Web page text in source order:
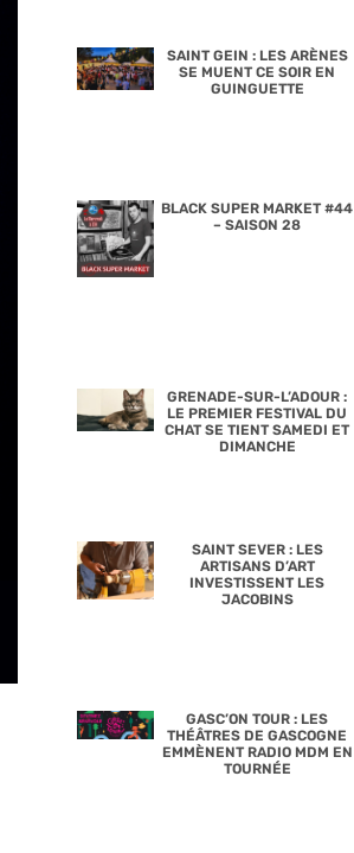
SAINT GEIN : LES ARÈNES
SE MUENT CE SOIR EN
GUINGUETTE
BLACK SUPER MARKET #44
– SAISON 28
GRENADE-SUR-L’ADOUR :
LE PREMIER FESTIVAL DU
CHAT SE TIENT SAMEDI ET
DIMANCHE
SAINT SEVER : LES
ARTISANS D’ART
INVESTISSENT LES
JACOBINS
GASC’ON TOUR : LES
THÉÂTRES DE GASCOGNE
EMMÈNENT RADIO MDM EN
TOURNÉE